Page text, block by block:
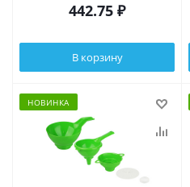
442.75 ₽
В корзину
НОВИНКА